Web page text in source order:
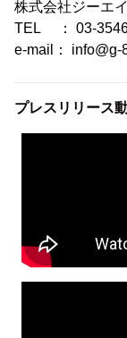
株式会社ジーエ
TEL ： 03-
e-mail： info@g-
プレスリリース